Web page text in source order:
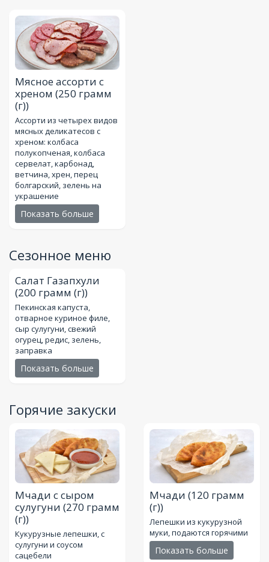
Мясное ассорти с
хреном (250 грамм
(г))
Ассорти из четырех видов
мясных деликатесов с
хреном: колбаса
полукопченая, колбаса
сервелат, карбонад,
ветчина, хрен, перец
болгарский, зелень на
украшение
Показать больше
Сезонное меню
Салат Газапхули
(200 грамм (г))
Пекинская капуста,
отварное куриное филе,
сыр сулугуни, свежий
огурец, редис, зелень,
заправка
Показать больше
Горячие закуски
Мчади с сыром
сулугуни (270 грамм
(г))
Кукурузные лепешки, с
сулугуни и соусом
сацебели
Мчади (120 грамм
(г))
Лепешки из кукурузной
муки, подаются горячими
Показать больше